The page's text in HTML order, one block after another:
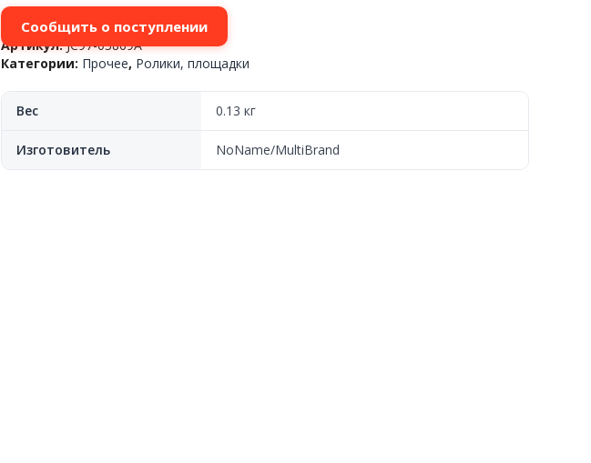
Сообщить о поступлении
Артикул:JC97-03869A
Категории: Прочее, Ролики, площадки
Вес 0.13 кг
Изготовитель NoName/MultiBrand